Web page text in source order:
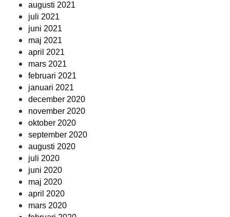
augusti 2021
juli 2021
juni 2021
maj 2021
april 2021
mars 2021
februari 2021
januari 2021
december 2020
november 2020
oktober 2020
september 2020
augusti 2020
juli 2020
juni 2020
maj 2020
april 2020
mars 2020